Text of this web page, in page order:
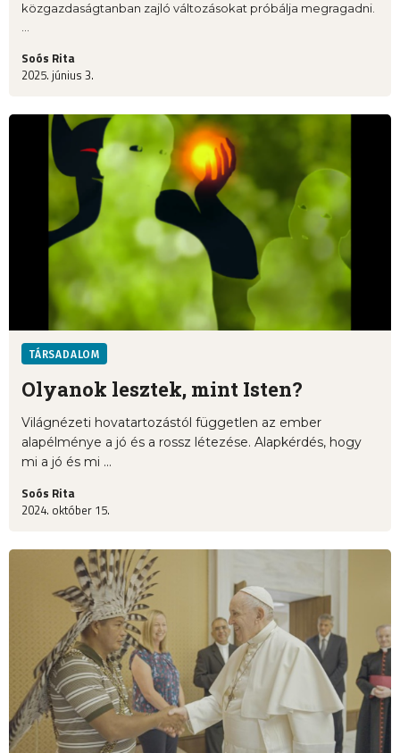
közgazdaságtanban zajló változásokat próbálja megragadni.
...
Soós Rita
2025. június 3.
TÁRSADALOM
Olyanok lesztek, mint Isten?
Világnézeti hovatartozástól független az ember
alapélménye a jó és a rossz létezése. Alapkérdés, hogy
mi a jó és mi ...
Soós Rita
2024. október 15.